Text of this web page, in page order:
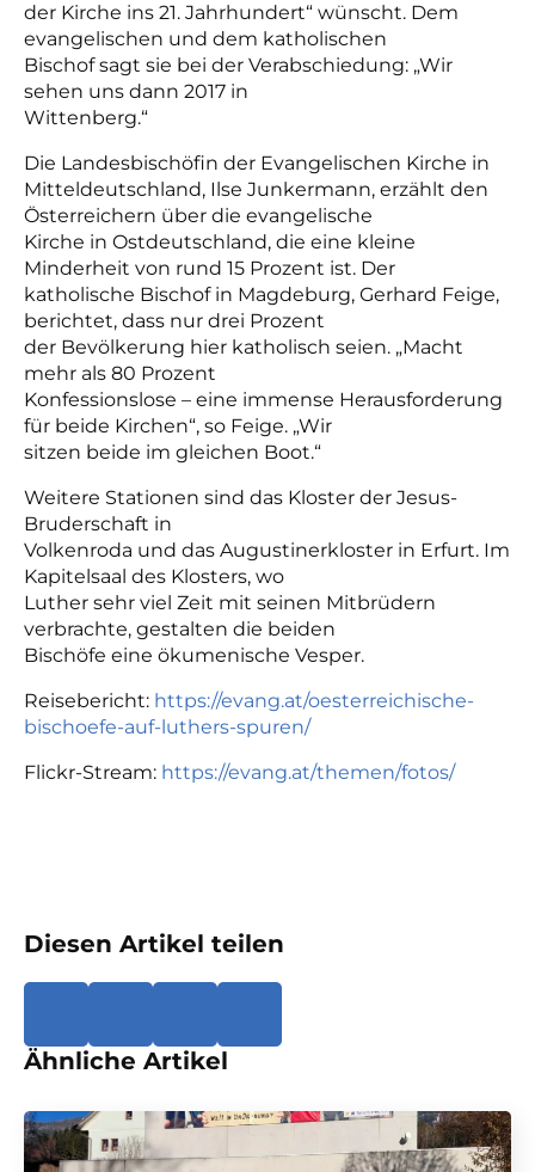
der Kirche ins 21. Jahrhundert“ wünscht. Dem
evangelischen und dem katholischen
Bischof sagt sie bei der Verabschiedung: „Wir
sehen uns dann 2017 in
Wittenberg.“
Die Landesbischöfin der Evangelischen Kirche in
Mitteldeutschland, Ilse Junkermann, erzählt den
Österreichern über die evangelische
Kirche in Ostdeutschland, die eine kleine
Minderheit von rund 15 Prozent ist. Der
katholische Bischof in Magdeburg, Gerhard Feige,
berichtet, dass nur drei Prozent
der Bevölkerung hier katholisch seien. „Macht
mehr als 80 Prozent
Konfessionslose – eine immense Herausforderung
für beide Kirchen“, so Feige. „Wir
sitzen beide im gleichen Boot.“
Weitere Stationen sind das Kloster der Jesus-
Bruderschaft in
Volkenroda und das Augustinerkloster in Erfurt. Im
Kapitelsaal des Klosters, wo
Luther sehr viel Zeit mit seinen Mitbrüdern
verbrachte, gestalten die beiden
Bischöfe eine ökumenische Vesper.
Reisebericht: https://evang.at/oesterreichische-
bischoefe-auf-luthers-spuren/
Flickr-Stream: https://evang.at/themen/fotos/
Diesen Artikel teilen
Ähnliche Artikel